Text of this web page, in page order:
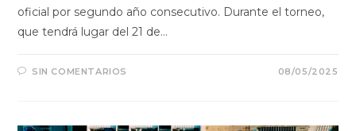
oficial por segundo año consecutivo. Durante el torneo,
que tendrá lugar del 21 de…
SIN COMENTARIOS 08/05/2025